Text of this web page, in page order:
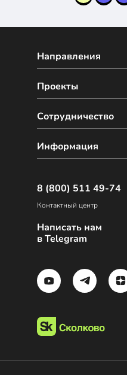
Направления
Сотрудничество
Проекты
Информация
8 (800) 511 49-74
Контактный центр
Написать нам
в Telegram